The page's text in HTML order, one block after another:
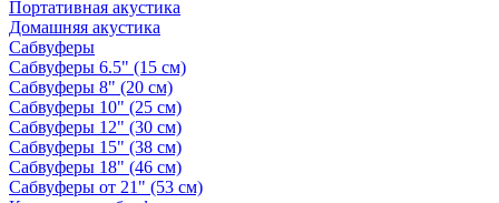
Портативная акустика
Домашняя акустика
Сабвуферы
Сабвуферы 6.5" (15 см)
Сабвуферы 8" (20 см)
Сабвуферы 10" (25 см)
Сабвуферы 12" (30 см)
Сабвуферы 15" (38 см)
Сабвуферы 18" (46 см)
Сабвуферы от 21" (53 см)